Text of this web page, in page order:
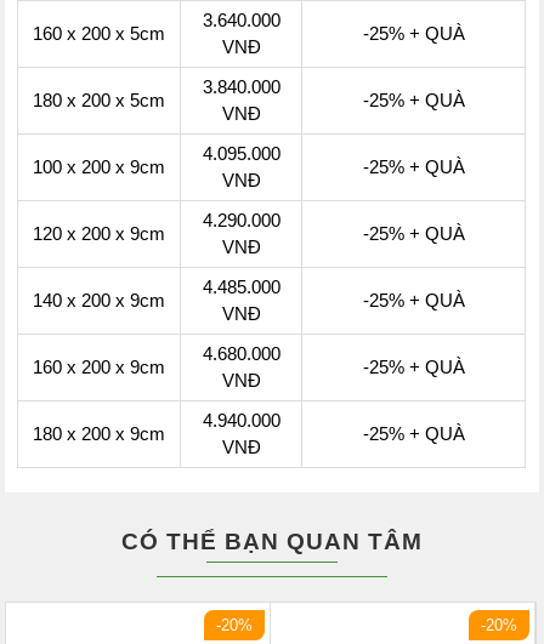
160 x 200 x 5cm
3.640.000
VNĐ
-25% + QUÀ
180 x 200 x 5cm
3.840.000
VNĐ
-25% + QUÀ
100 x 200 x 9cm
4.095.000
VNĐ
-25% + QUÀ
120 x 200 x 9cm
4.290.000
VNĐ
-25% + QUÀ
140 x 200 x 9cm
4.485.000
VNĐ
-25% + QUÀ
160 x 200 x 9cm
4.680.000
VNĐ
-25% + QUÀ
180 x 200 x 9cm
4.940.000
VNĐ
-25% + QUÀ
CÓ THỂ BẠN QUAN TÂM
-20% -20%